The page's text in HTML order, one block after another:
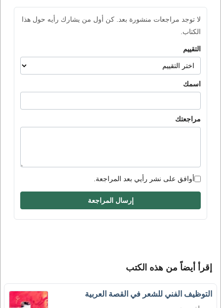
لا توجد مراجعات منشورة بعد. كن أول من يشارك رأيه حول هذا
الكتاب.
التقييم
اسمك
مراجعتك
أوافق على نشر رأيي بعد المراجعة.
إرسال المراجعة
إقرأ أيضاً من هذه الكتب
التوظيف الفني للشعر في القصة العربية